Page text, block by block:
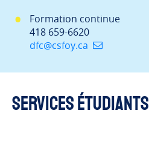
Formation continue
418 659-6620
dfc@csfoy.ca
Services étudiants